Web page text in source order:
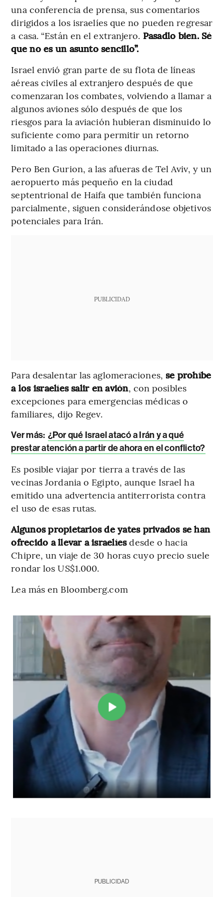
una conferencia de prensa, sus comentarios
dirigidos a los israelíes que no pueden regresar
a casa. “Están en el extranjero. Pasadlo bien. Sé
que no es un asunto sencillo”.
Israel envió gran parte de su flota de líneas
aéreas civiles al extranjero después de que
comenzaran los combates, volviendo a llamar a
algunos aviones sólo después de que los
riesgos para la aviación hubieran disminuido lo
suficiente como para permitir un retorno
limitado a las operaciones diurnas.
Pero Ben Gurion, a las afueras de Tel Aviv, y un
aeropuerto más pequeño en la ciudad
septentrional de Haifa que también funciona
parcialmente, siguen considerándose objetivos
potenciales para Irán.
PUBLICIDAD
Para desalentar las aglomeraciones, se prohíbe
a los israelíes salir en avión, con posibles
excepciones para emergencias médicas o
familiares, dijo Regev.
Ver más: ¿Por qué Israel atacó a Irán y a qué
prestar atención a partir de ahora en el conflicto?
Es posible viajar por tierra a través de las
vecinas Jordania o Egipto, aunque Israel ha
emitido una advertencia antiterrorista contra
el uso de esas rutas.
Algunos propietarios de yates privados se han
ofrecido a llevar a israelíesdesde o hacia
Chipre, un viaje de 30 horas cuyo precio suele
rondar los US$1.000.
Lea más en Bloomberg.com
PUBLICIDAD